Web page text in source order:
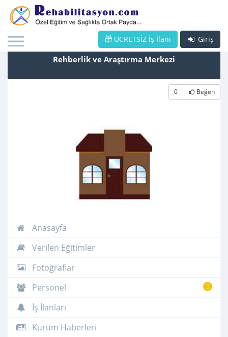
Giriş
ÜCRETSİZ İş İlanı
Rehberlik ve Araştırma Merkezi
0 Beğen
Anasayfa
Verilen Eğitimler
Fotoğraflar
5
Personel
İş İlanları
Kurum Haberleri